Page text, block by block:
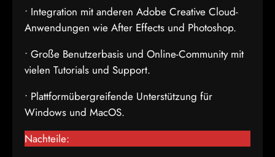
• Integration mit anderen Adobe Creative Cloud-
Anwendungen wie After Effects und Photoshop.
• Große Benutzerbasis und Online-Community mit
vielen Tutorials und Support.
• Plattformübergreifende Unterstützung für
Windows und MacOS.
Nachteile: